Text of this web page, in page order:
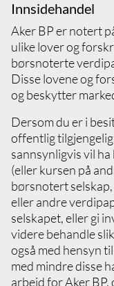
Forsikre
foreligger
annet
Alle
vegne
Innsidehandel
Aker BP er notert
ulike lover og
børsnoterte
Disse lovene og
og beskytter
Dersom du er i
offentlig
sannsynligvis vil
(eller kursen på
børsnotert selskap,
eller andre
selskapet, eller gi
videre behandle
også med hensyn
med mindre disse
arbeid for Aker